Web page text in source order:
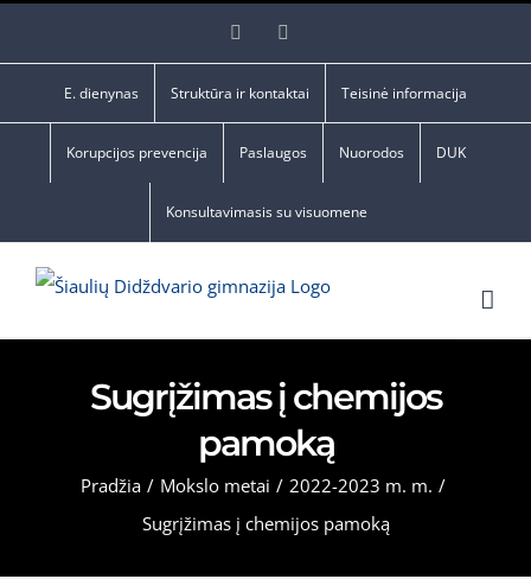
Facebook
E. dienynas Struktūra ir kontaktai Teisinė informacija
Korupcijos prevencija Paslaugos Nuorodos DUK
Konsultavimasis su visuomene
Sugrįžimas į chemijos
pamoką
Pradžia / Mokslo metai / 2022-2023 m. m. /
Sugrįžimas į chemijos pamoką